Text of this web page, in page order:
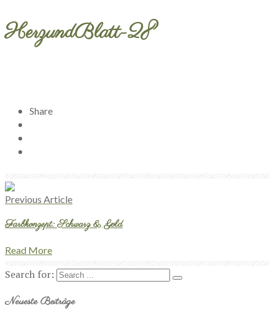
HerzundBlatt-28
Share
Previous Article
Farbkonzept: Schwarz & Gold
Read More
Search for:
Neueste Beiträge